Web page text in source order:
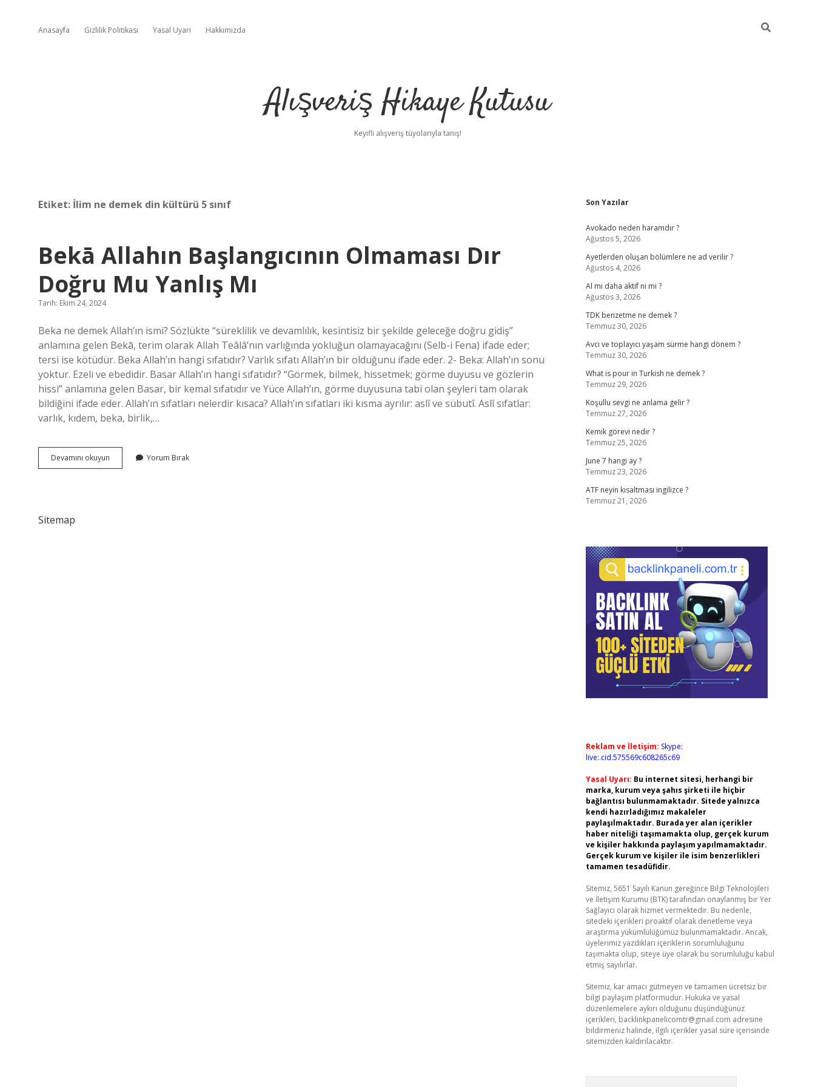
Anasayfa Gizlilik Politikası Yasal Uyarı Hakkımızda
Alışveriş Hikaye Kutusu
Keyifli alışveriş tüyolarıyla tanış!
Etiket: İlim ne demek din kültürü 5 sınıf
Bekā Allahın Başlangıcının Olmaması Dır
Doğru Mu Yanlış Mı
Tarih: Ekim 24, 2024
Beka ne demek Allah’ın ismi? Sözlükte “süreklilik ve devamlılık, kesintisiz bir şekilde geleceğe doğru gidiş”
anlamına gelen Bekā, terim olarak Allah Teâlâ’nın varlığında yokluğun olamayacağını (Selb-i Fena) ifade eder;
tersi ise kötüdür. Beka Allah’ın hangi sıfatıdır? Varlık sıfatı Allah’ın bir olduğunu ifade eder. 2- Beka: Allah’ın sonu
yoktur. Ezeli ve ebedidir. Basar Allah’ın hangi sıfatıdır? “Görmek, bilmek, hissetmek; görme duyusu ve gözlerin
hissi” anlamına gelen Basar, bir kemal sıfatıdır ve Yüce Allah’ın, görme duyusuna tabi olan şeyleri tam olarak
bildiğini ifade eder. Allah’ın sıfatları nelerdir kısaca? Allah’ın sıfatları iki kısma ayrılır: aslî ve sübutî. Aslî sıfatlar:
varlık, kıdem, beka, birlik,…
Devamını okuyun
Allahın
Yorum Bırak
Sitemap
Sidebar
Son Yazılar
Avokado neden haramdır ?
Ağustos 5, 2026
Ayetlerden oluşan bölümlere ne ad verilir ?
Ağustos 4, 2026
Al mı daha aktif ni mi ?
Ağustos 3, 2026
TDK benzetme ne demek ?
Temmuz 30, 2026
Avcı ve toplayıcı yaşam sürme hangi dönem ?
Temmuz 30, 2026
What is pour in Turkish ne demek ?
Temmuz 29, 2026
Koşullu sevgi ne anlama gelir ?
Temmuz 27, 2026
Kemik görevi nedir ?
Temmuz 25, 2026
June 7 hangi ay ?
Temmuz 23, 2026
ATF neyin kısaltması ingilizce ?
Temmuz 21, 2026
Reklam ve İletişim: Skype:
live:.cid.575569c608265c69
Yasal Uyarı: Bu internet sitesi, herhangi bir
marka, kurum veya şahıs şirketi ile hiçbir
bağlantısı bulunmamaktadır. Sitede yalnızca
kendi hazırladığımız makaleler
paylaşılmaktadır. Burada yer alan içerikler
haber niteliği taşımamakta olup, gerçek kurum
ve kişiler hakkında paylaşım yapılmamaktadır.
Gerçek kurum ve kişiler ile isim benzerlikleri
tamamen tesadüfidir.
Sitemiz, 5651 Sayılı Kanun gereğince Bilgi Teknolojileri
ve İletişim Kurumu (BTK) tarafından onaylanmış bir Yer
Sağlayıcı olarak hizmet vermektedir. Bu nedenle,
sitedeki içerikleri proaktif olarak denetleme veya
araştırma yükümlülüğümüz bulunmamaktadır. Ancak,
üyelerimiz yazdıkları içeriklerin sorumluluğunu
taşımakta olup, siteye üye olarak bu sorumluluğu kabul
etmiş sayılırlar.
Sitemiz, kar amacı gütmeyen ve tamamen ücretsiz bir
bilgi paylaşım platformudur. Hukuka ve yasal
düzenlemelere aykırı olduğunu düşündüğünüz
içerikleri, backlinkpanelicomtr@gmail.com adresine
bildirmeniz halinde, ilgili içerikler yasal süre içerisinde
sitemizden kaldırılacaktır.